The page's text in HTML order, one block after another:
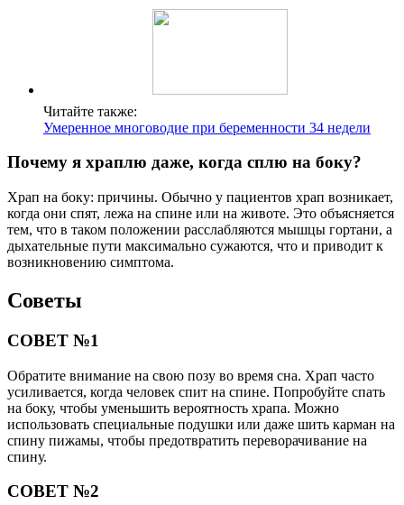
Читайте также:
Умеренное многоводие при беременности 34 недели
Почему я храплю даже, когда сплю на боку?
Храп на боку: причины. Обычно у пациентов храп возникает,
когда они спят, лежа на спине или на животе. Это объясняется
тем, что в таком положении расслабляются мышцы гортани, а
дыхательные пути максимально сужаются, что и приводит к
возникновению симптома.
Советы
СОВЕТ №1
Обратите внимание на свою позу во время сна. Храп часто
усиливается, когда человек спит на спине. Попробуйте спать
на боку, чтобы уменьшить вероятность храпа. Можно
использовать специальные подушки или даже шить карман на
спину пижамы, чтобы предотвратить переворачивание на
спину.
СОВЕТ №2